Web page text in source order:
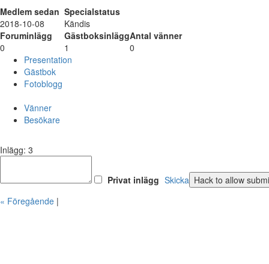
Medlem sedan Specialstatus
2018-10-08
Kändis
Foruminlägg
GästboksinläggAntal vänner
0
1
0
Presentation
Gästbok
Fotoblogg
Vänner
Besökare
Inlägg: 3
Privat inlägg Skicka
« Föregående |